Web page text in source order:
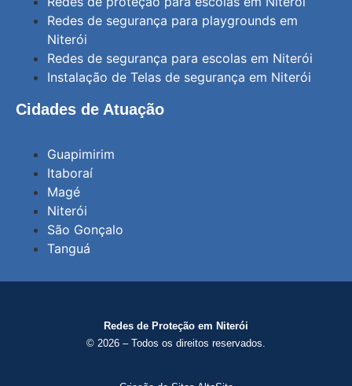
Redes de segurança para playgrounds em
Niterói
Redes de segurança para escolas em Niterói
Instalação de Telas de segurança em Niterói
Cidades de Atuação
Guapimirim
Itaboraí
Magé
Niterói
São Gonçalo
Tanguá
Redes de Proteção em Niterói
© 2026 – Todos os direitos reservados.